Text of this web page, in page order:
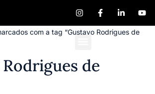
com a tag “Gustavo Rodrigues de
de